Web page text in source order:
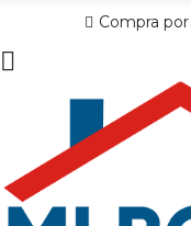
Compra